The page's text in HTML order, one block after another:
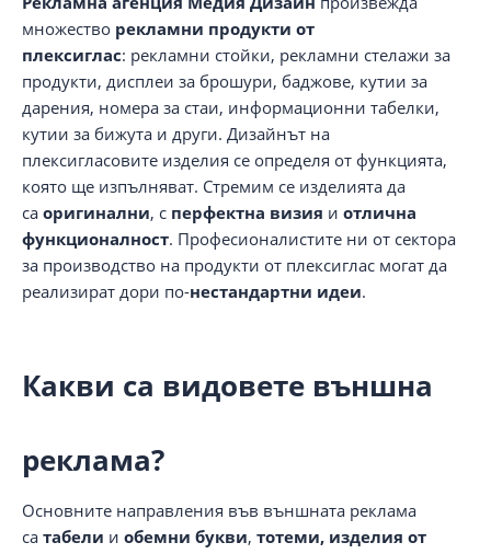
множество рекламни продукти от
плексиглас: рекламни стойки, рекламни стелажи за
продукти, дисплеи за брошури, баджове, кутии за
дарения, номера за стаи, информационни табелки,
кутии за бижута и други. Дизайнът на
плексигласовите изделия се определя от функцията,
която ще изпълняват. Стремим се изделията да
са оригинални, с перфектна визия и отлична
функционалност. Професионалистите ни от сектора
за производство на продукти от плексиглас могат да
реализират дори по-нестандартни идеи.
Какви са видовете външна
реклама?
Основните направления във външната реклама
са табели и обемни букви, тотеми, изделия от